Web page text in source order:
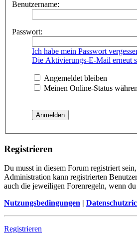
Benutzername:
Passwort:
Ich habe mein Passwort
Die Aktivierungs-E-Mail erneut
Angemeldet bleiben
Meinen Online-Status
Registrieren
Du musst in diesem Forum registriert
Administration kann registrierten
auch die jeweiligen Forenregeln, wenn
Nutzungsbedingungen |
Registrieren